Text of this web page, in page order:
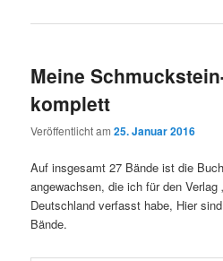
Meine
komplett
Veröffentlicht am25. Januar 2016
Auf insgesamt 27 Bände ist die
angewachsen, die ich für den Verlag
Deutschland verfasst habe, Hier
Bände.